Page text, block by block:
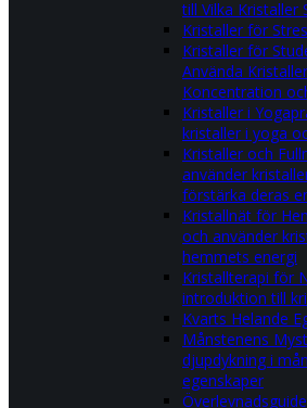
till Vilka Kristaller
Kristaller för
Kristaller för
Använda
Koncentration
Kristaller i
kristaller i yoga
Kristaller och
använder
förstärka deras
Kristallnät för
och använder
hemmets energi
Kristallterapi för
introduktion till
Kvarts Helande
Månstenens
djupdykning i
egenskaper